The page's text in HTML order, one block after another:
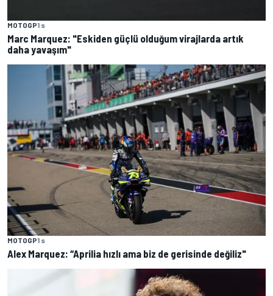
MOTOGP1 s
Marc Marquez: "Eskiden güçlü olduğum virajlarda artık
daha yavaşım"
MOTOGP1 s
Alex Marquez: “Aprilia hızlı ama biz de gerisinde değiliz"